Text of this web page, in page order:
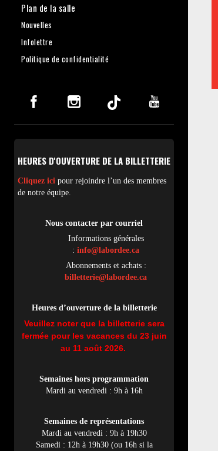
Plan de la salle
Nouvelles
Infolettre
Politique de confidentialité
HEURES D'OUVERTURE DE LA BILLETTERIE
Cliquez ici pour rejoindre l’un des membres
de notre équipe.
Nous contacter par courriel
Informations générales
: info@labordee.ca
Abonnements et achats :
billetterie@labordee.ca
Heures d’ouverture de la billetterie
Veuillez noter que la billetterie sera
fermée pour les vacances du 23 juin
au 11 août 2026.
Semaines hors programmation
Mardi au vendredi : 9h à 16h
Semaines de représentations
Mardi au vendredi : 9h à 19h30
Samedi : 12h à 19h30 (ou 16h si la